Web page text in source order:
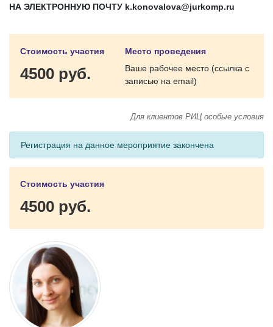
НА ЭЛЕКТРОННУЮ ПОЧТУ k.konovalova@jurkomp.ru
Стоимость участия
4500 руб.
Место проведения
Ваше рабочее место (ссылка с
записью на email)
Для клиентов РИЦ особые условия
Регистрация на данное мероприятие закончена
Стоимость участия
4500 руб.